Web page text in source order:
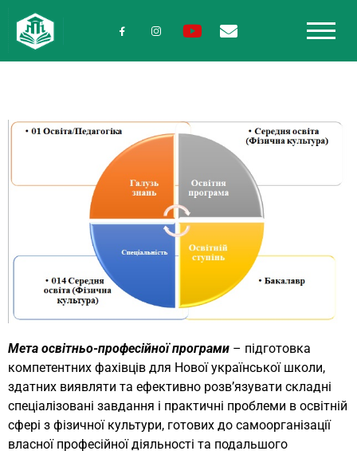
Мета освітньо-професійної програми – підготовка
компетентних фахівців для Нової української школи,
здатних виявляти та ефективно розв’язувати складні
спеціалізовані завдання і практичні проблеми в освітній
сфері з фізичної культури, готових до самоорганізації
власної професійної діяльності та подальшого